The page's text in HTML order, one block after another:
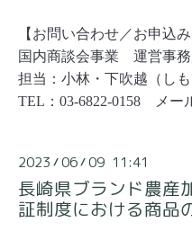
【お問い合わせ／お申込み
国内商談会事業 運営事務
担当：小林・下吹越（しも
TEL：03-6822-0158 メー
2023 /06/09 11:41
長崎県ブランド農産
証制度における商品